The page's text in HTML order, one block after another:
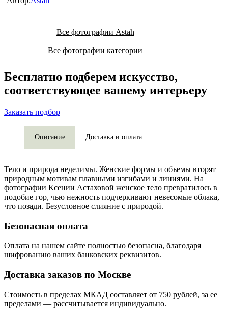
Все фотографии Astah
Все фотографии категории
Бесплатно подберем искусство,
соответствующее вашему интерьеру
Заказать подбор
Описание Доставка и оплата
Тело и природа неделимы. Женские формы и объемы вторят
природным мотивам плавными изгибами и линиями. На
фотографии Ксении Астаховой женское тело превратилось в
подобие гор, чью нежность подчеркивают невесомые облака,
что позади. Безусловное слияние с природой.
Безопасная оплата
Оплата на нашем сайте полностью безопасна, благодаря
шифрованию ваших банковских реквизитов.
Доставка заказов по Москве
Стоимость в пределах МКАД составляет от 750 рублей, за ее
пределами — рассчитывается индивидуально.